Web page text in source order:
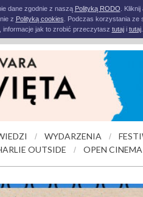
dane zgodnie z naszą Polityką RODO .
z Polityką cookies . Podczas korzystania
informacje jak to zrobić przeczytasz tutaji tutaj.
/ WYDARZENIA /
OUTSIDE / OPEN CINEMA